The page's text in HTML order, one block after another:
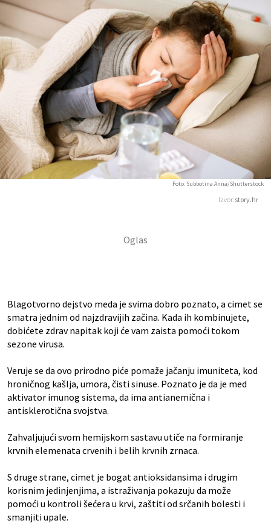
Izvor:story.hr
Foto: Subbotina Anna/Shutterstock
Blagotvorno dejstvo meda je svima dobro poznato, a cimet se
smatra jednim od najzdravijih začina. Kada ih kombinujete,
dobićete zdrav napitak koji će vam zaista pomoći tokom
sezone virusa.
Veruje se da ovo prirodno piće pomaže jačanju imuniteta, kod
hroničnog kašlja, umora, čisti sinuse. Poznato je da je med
aktivator imunog sistema, da ima antianemična i
antisklerotična svojstva.
Zahvaljujući svom hemijskom sastavu utiče na formiranje
krvnih elemenata crvenih i belih krvnih zrnaca.
S druge strane, cimet je bogat antioksidansima i drugim
korisnim jedinjenjima, a istraživanja pokazuju da može
pomoći u kontroli šećera u krvi, zaštiti od srčanih bolesti i
smanjiti upale.